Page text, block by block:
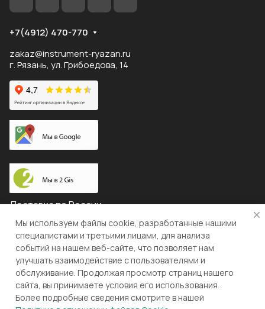
+7(4912) 470-770
zakaz@instrument-ryazan.ru
г. Рязань, ул. Грибоедова, 14
Доставка по России
© 2026 "ЛЕВША"
Конфиденциальность
Оферта
Разработка и поддержка gianit.ru
Мы используем файлы cookie, разработанные нашими
специалистами и третьими лицами, для анализа
событий на нашем веб-сайте, что позволяет нам
улучшать взаимодействие с пользователями и
обслуживание. Продолжая просмотр страниц нашего
сайта, вы принимаете условия его использования.
Более подробные сведения смотрите в нашей